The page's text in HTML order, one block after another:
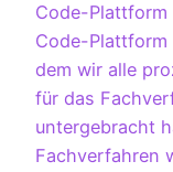
Code-
Code-Plattform
dem wir alle
für das
untergebracht
Fachverfahren